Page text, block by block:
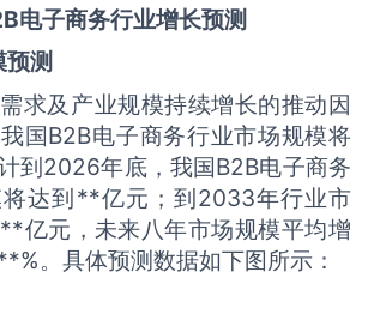
电子商务行业增长预测
预测
求及产业规模持续增长的推动因
国B2B电子商务行业市场规模将
到2026年底，我国B2B电子商务
达到**亿元；到2033年行业市
亿元，未来八年市场规模平均增
。具体预测数据如下图所示：